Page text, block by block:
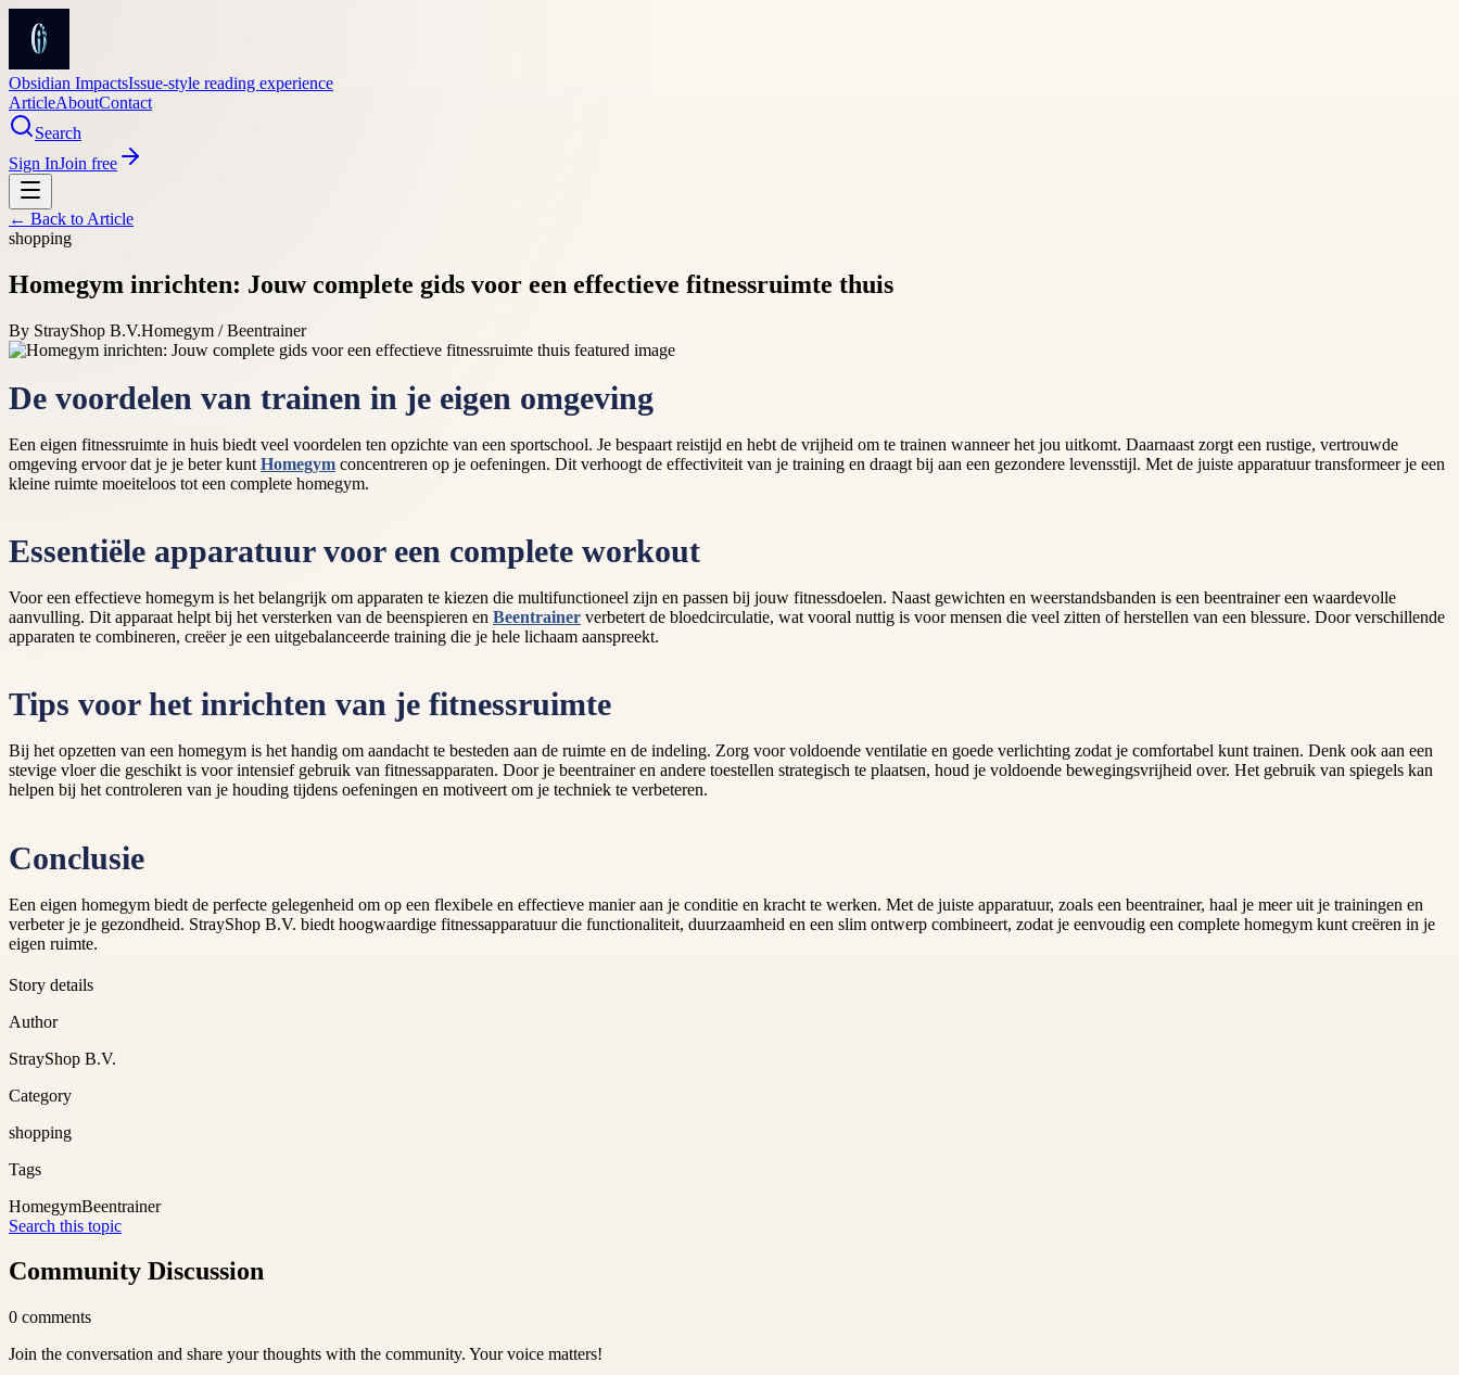
Obsidian ImpactsIssue-style reading experience
ArticleAboutContact
Search
Sign InJoin free
← Back to Article
shopping
Homegym inrichten: Jouw complete gids voor een effectieve fitnessruimte thuis
By StrayShop B.V.Homegym / Beentrainer
De voordelen van trainen in je eigen omgeving
Een eigen fitnessruimte in huis biedt veel voordelen ten opzichte van een sportschool. Je bespaart reistijd en hebt de vrijheid om te trainen wanneer het jou uitkomt. Daarnaast zorgt een rustige, vertrouwde
omgeving ervoor dat je je beter kunt Homegym concentreren op je oefeningen. Dit verhoogt de effectiviteit van je training en draagt bij aan een gezondere levensstijl. Met de juiste apparatuur transformeer je een
kleine ruimte moeiteloos tot een complete homegym.
Essentiële apparatuur voor een complete workout
Voor een effectieve homegym is het belangrijk om apparaten te kiezen die multifunctioneel zijn en passen bij jouw fitnessdoelen. Naast gewichten en weerstandsbanden is een beentrainer een waardevolle
aanvulling. Dit apparaat helpt bij het versterken van de beenspieren en Beentrainer verbetert de bloedcirculatie, wat vooral nuttig is voor mensen die veel zitten of herstellen van een blessure. Door verschillende
apparaten te combineren, creëer je een uitgebalanceerde training die je hele lichaam aanspreekt.
Tips voor het inrichten van je fitnessruimte
Bij het opzetten van een homegym is het handig om aandacht te besteden aan de ruimte en de indeling. Zorg voor voldoende ventilatie en goede verlichting zodat je comfortabel kunt trainen. Denk ook aan een
stevige vloer die geschikt is voor intensief gebruik van fitnessapparaten. Door je beentrainer en andere toestellen strategisch te plaatsen, houd je voldoende bewegingsvrijheid over. Het gebruik van spiegels kan
helpen bij het controleren van je houding tijdens oefeningen en motiveert om je techniek te verbeteren.
Conclusie
Een eigen homegym biedt de perfecte gelegenheid om op een flexibele en effectieve manier aan je conditie en kracht te werken. Met de juiste apparatuur, zoals een beentrainer, haal je meer uit je trainingen en
verbeter je je gezondheid. StrayShop B.V. biedt hoogwaardige fitnessapparatuur die functionaliteit, duurzaamheid en een slim ontwerp combineert, zodat je eenvoudig een complete homegym kunt creëren in je
eigen ruimte.
Story details
Author
StrayShop B.V.
Category
shopping
Tags
HomegymBeentrainer
Search this topic
Community Discussion
0 comments
Join the conversation and share your thoughts with the community. Your voice matters!